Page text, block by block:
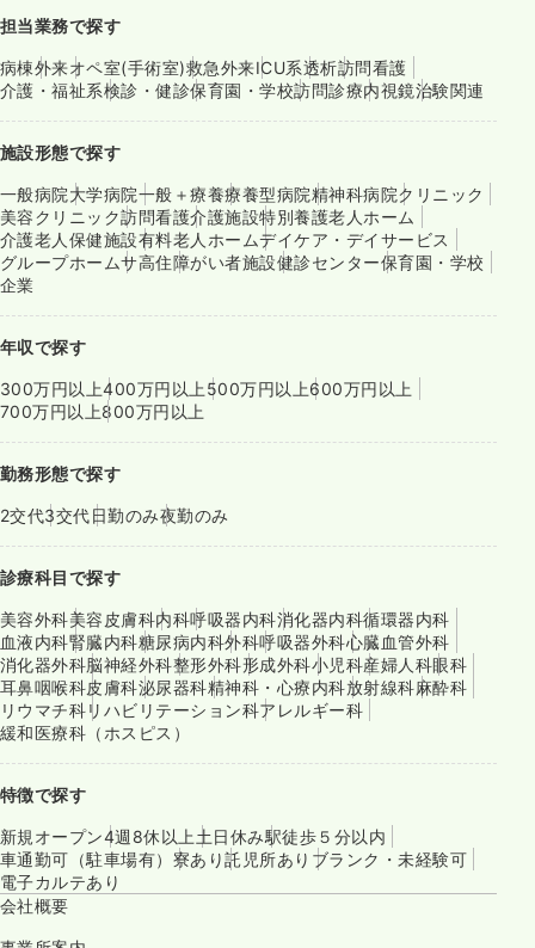
担当業務で探す
病棟外来オペ室(手術室)救急外来ICU系透析訪問看護
介護・福祉系検診・健診保育園・学校訪問診療内視鏡治験関連
施設形態で探す
一般病院大学病院一般＋療養療養型病院精神科病院クリニック
美容クリニック訪問看護介護施設特別養護老人ホーム
介護老人保健施設有料老人ホームデイケア・デイサービス
グループホームサ高住障がい者施設健診センター保育園・学校
企業
年収で探す
300万円以上400万円以上 500万円以上600万円以上
700万円以上800万円以上
勤務形態で探す
2交代3交代日勤のみ夜勤のみ
診療科目で探す
美容外科美容皮膚科内科呼吸器内科消化器内科循環器内科
血液内科腎臓内科糖尿病内科外科呼吸器外科心臓血管外科
消化器外科脳神経外科整形外科形成外科小児科産婦人科眼科
耳鼻咽喉科皮膚科泌尿器科精神科・心療内科放射線科麻酔科
リウマチ科リハビリテーション科アレルギー科
緩和医療科（ホスピス）
特徴で探す
新規オープン4週8休以上 土日休み駅徒歩５分以内
車通勤可（駐車場有） 寮あり託児所あり ブランク・未経験可
電子カルテあり
会社概要